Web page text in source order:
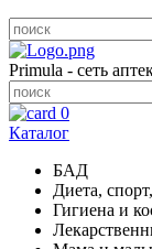
Primula - сеть
0
Каталог
БАД
Диета,
Гигиена и